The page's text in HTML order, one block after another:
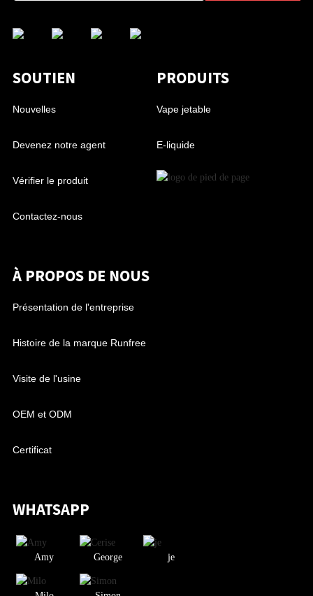
SOUTIEN
Nouvelles
Devenez notre agent
Vérifier le produit
Contactez-nous
PRODUITS
Vape jetable
E-liquide
À PROPOS DE NOUS
Présentation de l'entreprise
Histoire de la marque Runfree
Visite de l'usine
OEM et ODM
Certificat
WHATSAPP
Amy George je